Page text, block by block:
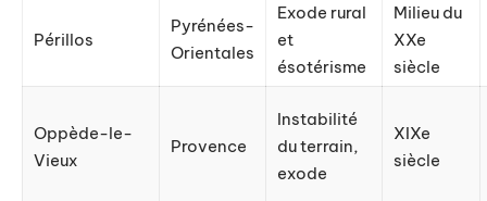
Périllos
Pyrénées-
Orientales
Exode rural
et
ésotérisme
Milieu du
XXe
siècle
Oppède-le-
Vieux
Provence
Instabilité
du terrain,
exode
XIXe
siècle